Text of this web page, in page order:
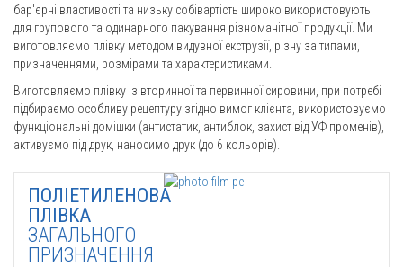
бар'єрні властивості та низьку собівартість широко використовують
для групового та одинарного пакування різноманітної продукції. Ми
виготовляємо плівку методом видувної екструзії, різну за типами,
призначеннями, розмірами та характеристиками.
Виготовляємо плівку із вторинної та первинної сировини, при потребі
підбираємо особливу рецептуру згідно вимог клієнта, використовуємо
функціональні домішки (антистатик, антиблок, захист від УФ променів),
активуємо під друк, наносимо друк (до 6 кольорів).
ПОЛІЕТИЛЕНОВА
ПЛІВКА
ЗАГАЛЬНОГО
ПРИЗНАЧЕННЯ